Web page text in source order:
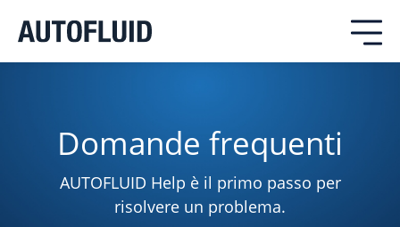
Domande frequenti
AUTOFLUID Help è il primo passo per
risolvere un problema.